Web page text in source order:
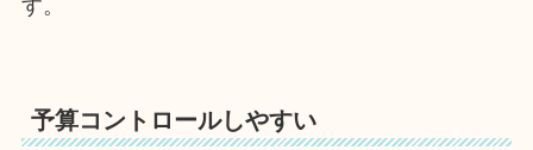
す。
予算コントロールしやすい